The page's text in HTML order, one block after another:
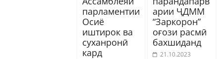
парламентии
Осиё
иштирок ва
суханронӣ
кард
арии ҶДММ
“Заркорон”
оғози расмӣ
бахшиданд
21.10.2023